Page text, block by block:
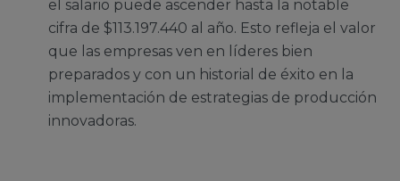
el salario puede ascender hasta la notable
cifra de $113.197.440 al año. Esto refleja el valor
que las empresas ven en líderes bien
preparados y con un historial de éxito en la
implementación de estrategias de producción
innovadoras.